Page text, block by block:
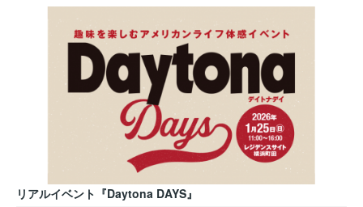
リアルイベント『Daytona DAYS』